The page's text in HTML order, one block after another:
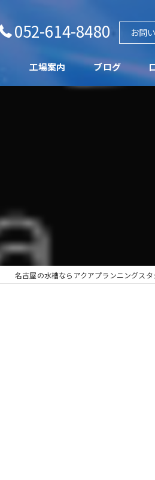
052-614-8480 お問
工場案内 ブログ
名古屋の水槽ならアクアプランニングスタ